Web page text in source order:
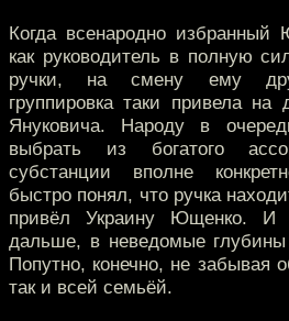
Когда всенародно
как руководитель в полную
ручки, на смену ему
группировка таки привела на
Януковича. Народу в
выбрать из богатого
субстанции вполне
быстро понял, что ручка
привёл Украину Ющенко. И
дальше, в неведомые глубины
Попутно, конечно, не забывая
так и всей семьёй.